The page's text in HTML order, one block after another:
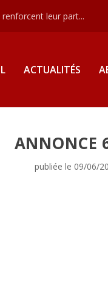
leur part...
ACTUALITÉS
ANNONCE
publiée le 09/06/